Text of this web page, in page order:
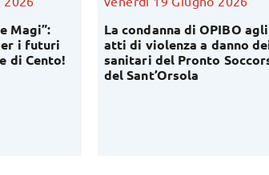
Magi”:
i futuri
di Cento!
La condanna di OPIBO agli
atti di violenza a danno
sanitari del Pronto
del Sant’Orsola